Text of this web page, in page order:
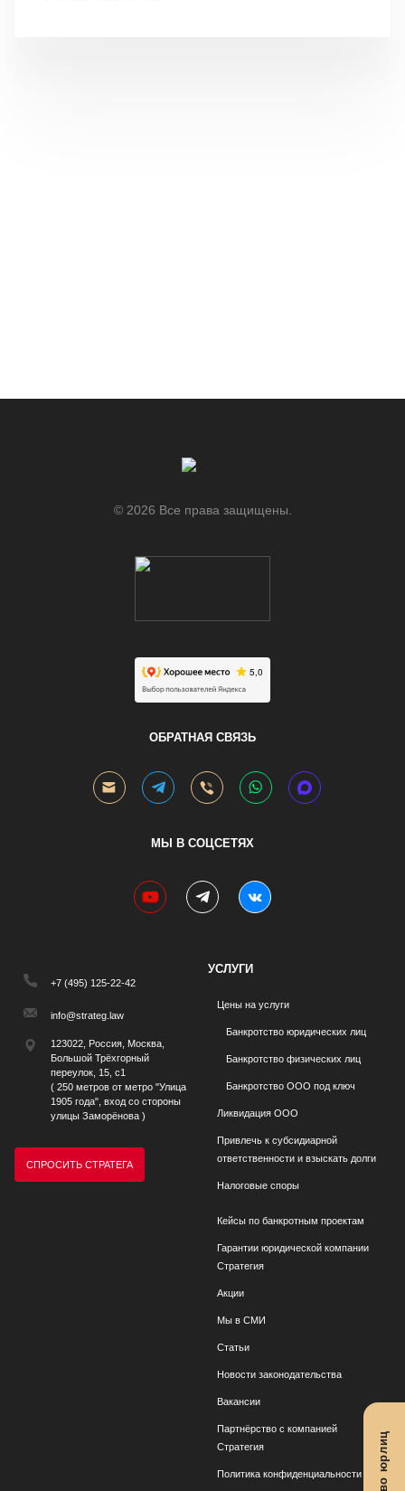
© 2026 Все права защищены.
ОБРАТНАЯ СВЯЗЬ
МЫ В СОЦСЕТЯХ
youtubetelegramvk
+7 (495) 125-22-42
info@strateg.law
123022, Россия, Москва,
Большой Трёхгорный
переулок, 15, с1
( 250 метров от метро "Улица
1905 года", вход со стороны
улицы Заморёнова )
СПРОСИТЬ СТРАТЕГА
УСЛУГИ
Цены на услуги
Банкротство юридических лиц
Банкротство физических лиц
Банкротство ООО под ключ
Ликвидация ООО
Привлечь к субсидиарной
ответственности и взыскать долги
Налоговые споры
Кейсы по банкротным проектам
Гарантии юридической компании
Стратегия
Акции
Мы в СМИ
Статьи
Новости законодательства
Вакансии
Партнёрство с компанией
Стратегия
Политика конфиденциальности